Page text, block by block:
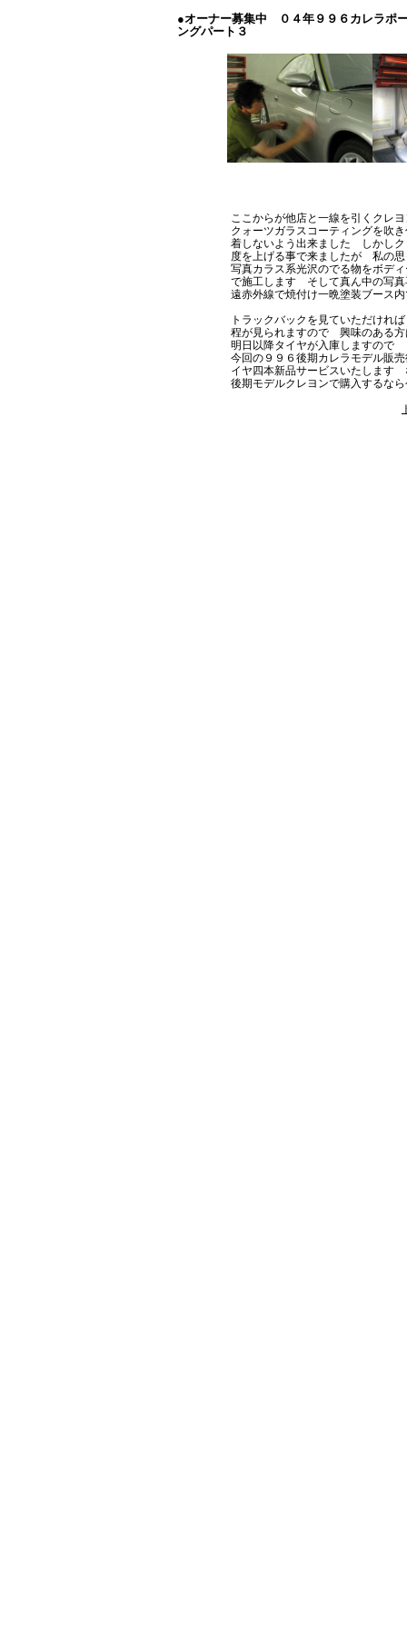
●オーナー募集中 ０４年９９６カレラポ
ングパート３
ここからが他店と一線を引くクレ
クォーツガラスコーティングを吹
着しないよう出来ました しかしク
度を上げる事で来ましたが 私の
写真カラス系光沢のでる物をボデ
で施工します そして真ん中の写真
遠赤外線で焼付け一晩塗装ブース
トラックバックを見ていただけれ
程が見られますので 興味のある
明日以降タイヤが入庫しますので
今回の９９６後期カレラモデル販
イヤ四本新品サービスいたしま
後期モデルクレヨンで購入するなら